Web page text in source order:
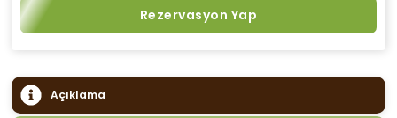
Rezervasyon Yap
Açıklama